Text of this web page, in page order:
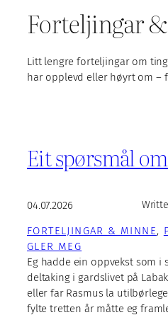
Forteljingar
Litt lengre forteljingar om
har opplevd eller høyrt om –
Eit spørsmål
04.07.2026
FORTELJINGAR & MINNE,
GLER MEG
Eg hadde ein oppvekst som i
deltaking i gardslivet på
eller far Rasmus la
fylte tretten år måtte eg